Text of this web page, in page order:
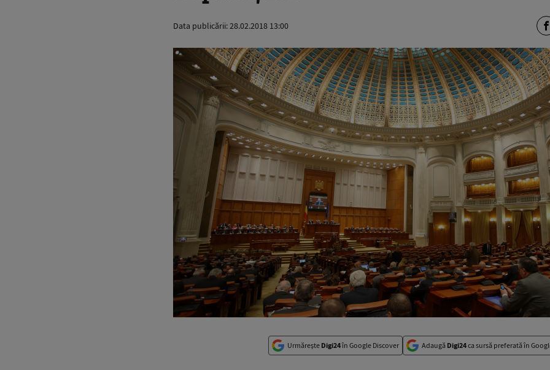
Data publicării:28.02.2018 13:00
Urmărește Digi24în Google Discover Adaugă Digi24ca sursă preferată în